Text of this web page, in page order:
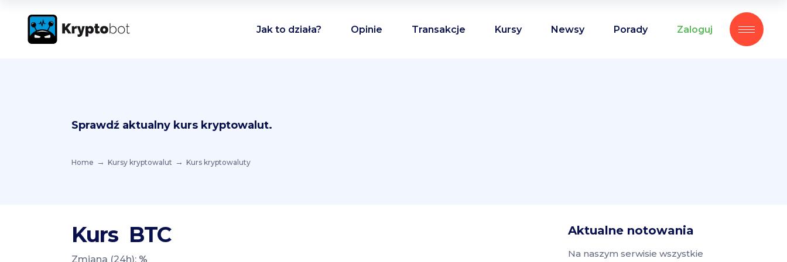
Jak to działa? Opinie Transakcje Kursy Newsy Porady Zaloguj
Sprawdź aktualny kurs kryptowalut.
Home Kursy kryptowalut Kurs kryptowaluty
Kurs BTC
Zmiana (24h): %
Aktualne notowania
Na naszym serwisie wszystkie